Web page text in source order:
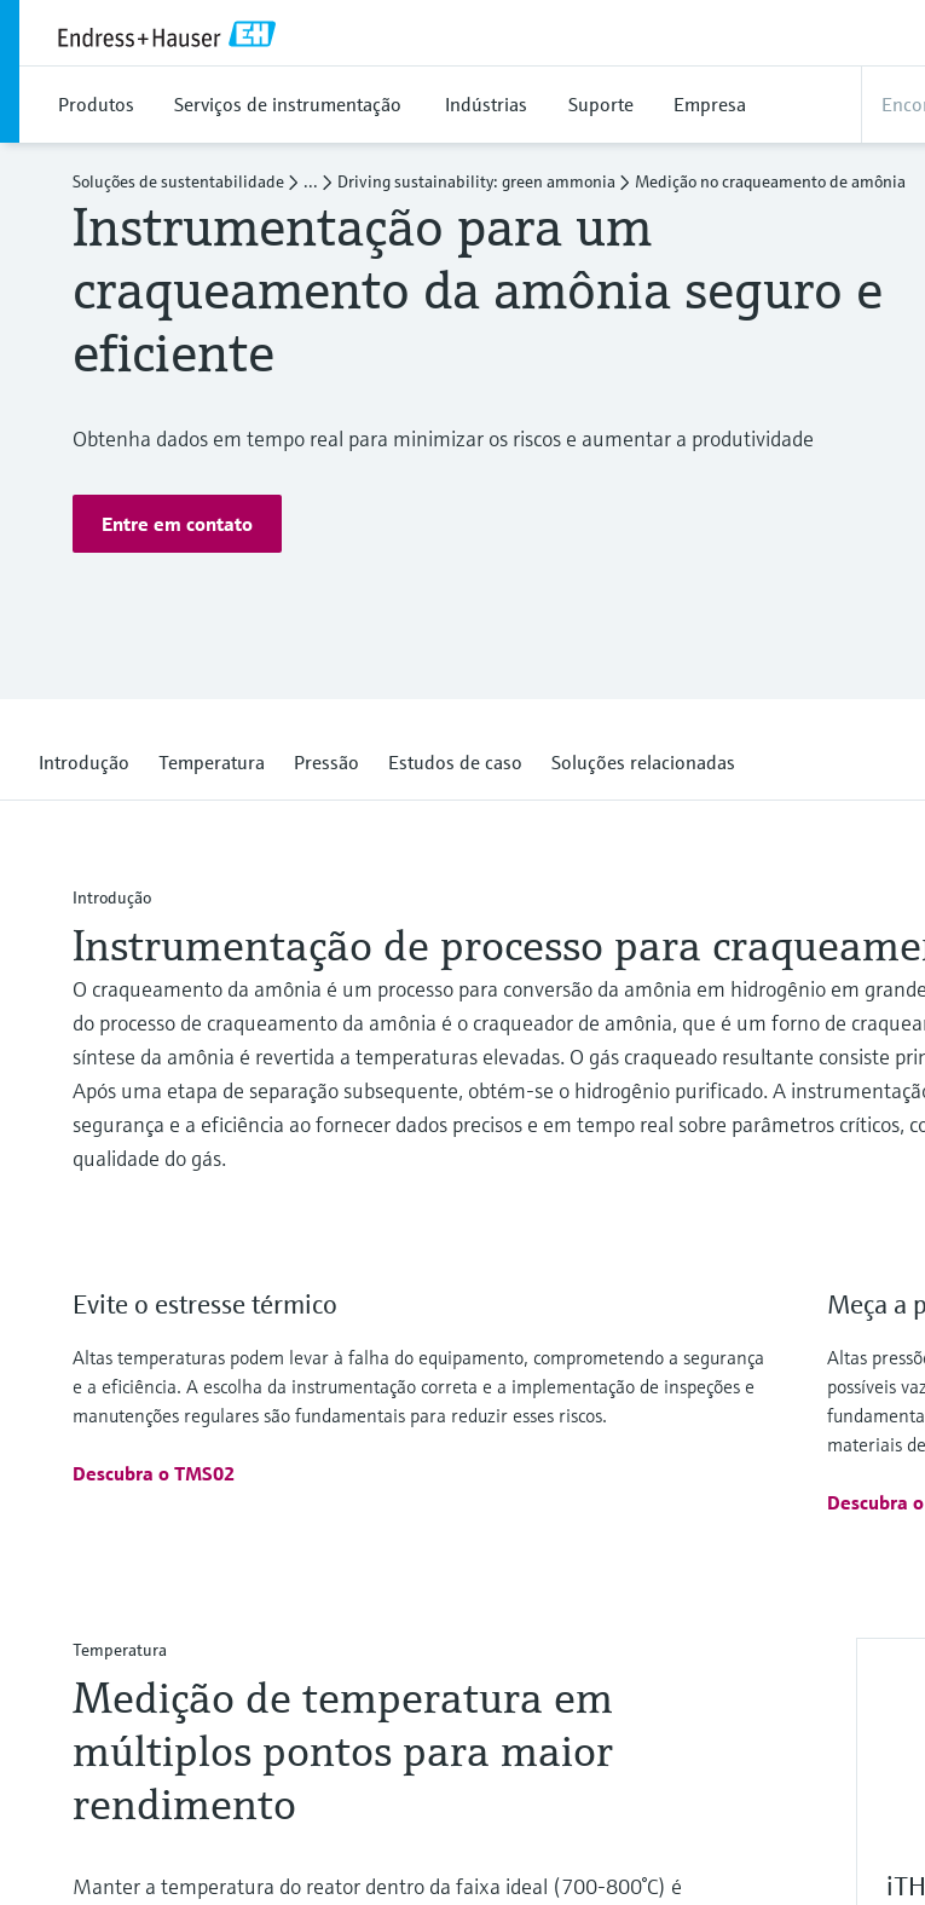
Produtos Serviços de instrumentação Indústrias Suporte Empresa
Soluções de sustentabilidade ... Driving sustainability: green ammonia Medição no craqueamento de amônia
Instrumentação para um
craqueamento da amônia seguro e
eficiente
Obtenha dados em tempo real para minimizar os riscos e aumentar a produtividade
Entre em contato
Introdução Temperatura Pressão Estudos de caso Soluções relacionadas
Introdução
Instrumentação de processo para
O craqueamento da amônia é um processo para conversão da amônia em hidrogênio em
do processo de craqueamento da amônia é o craqueador de amônia, que é um forno de
síntese da amônia é revertida a temperaturas elevadas. O gás craqueado resultante consiste
Após uma etapa de separação subsequente, obtém-se o hidrogênio purificado. A
segurança e a eficiência ao fornecer dados precisos e em tempo real sobre parâmetros críticos,
qualidade do gás.
Evite o estresse térmico
Altas temperaturas podem levar à falha do equipamento, comprometendo a segurança
e a eficiência. A escolha da instrumentação correta e a implementação de inspeções e
manutenções regulares são fundamentais para reduzir esses riscos.
Descubra o TMS02
Meça a
Altas
possíveis
materiais
Descubra
Temperatura
Medição de temperatura em
múltiplos pontos para maior
rendimento
Manter a temperatura do reator dentro da faixa ideal (700-800°C) é